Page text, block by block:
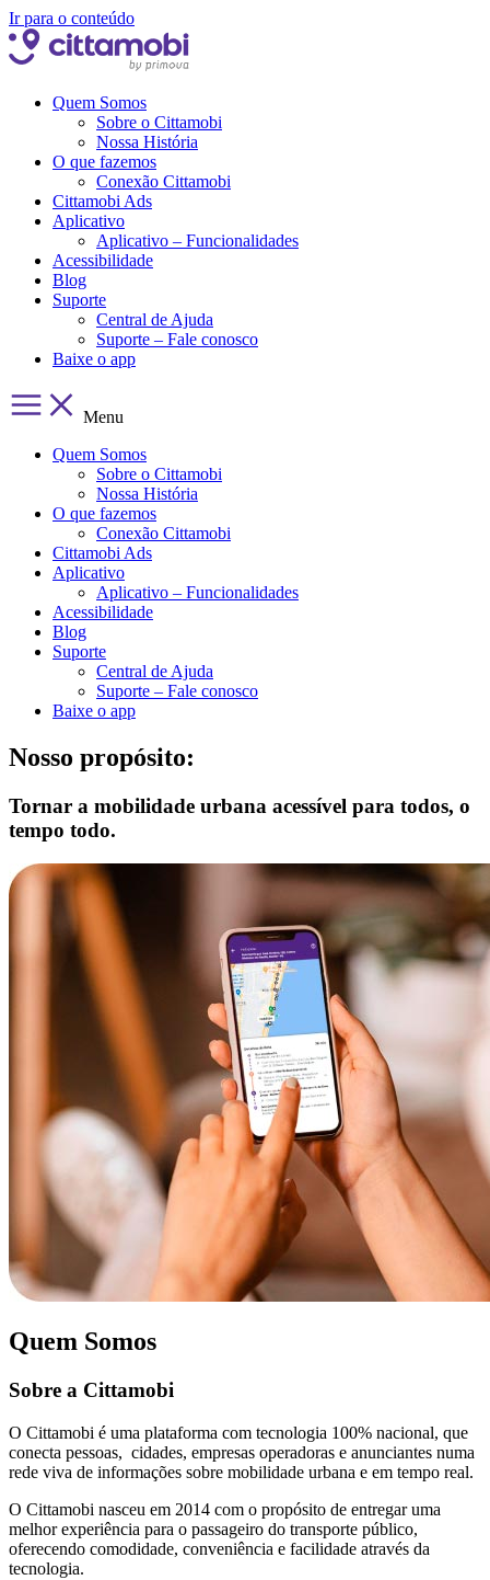
Ir para o conteúdo
Quem Somos
Sobre o Cittamobi
Nossa História
O que fazemos
Conexão Cittamobi
Cittamobi Ads
Aplicativo
Aplicativo – Funcionalidades
Acessibilidade
Blog
Suporte
Central de Ajuda
Suporte – Fale conosco
Baixe o app
Menu
Quem Somos
Sobre o Cittamobi
Nossa História
O que fazemos
Conexão Cittamobi
Cittamobi Ads
Aplicativo
Aplicativo – Funcionalidades
Acessibilidade
Blog
Suporte
Central de Ajuda
Suporte – Fale conosco
Baixe o app
Nosso propósito:
Tornar a mobilidade urbana acessível para todos, o
tempo todo.
Quem Somos
Sobre a Cittamobi
O Cittamobi é uma plataforma com tecnologia 100% nacional, que
conecta pessoas, cidades, empresas operadoras e anunciantes numa
rede viva de informações sobre mobilidade urbana e em tempo real.
O Cittamobi nasceu em 2014 com o propósito de entregar uma
melhor experiência para o passageiro do transporte público,
oferecendo comodidade, conveniência e facilidade através da
tecnologia.